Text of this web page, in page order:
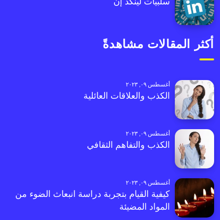
أكثر المقالات مشاهدةً
أغسطس ٠٩, ٢٠٢٣
الكذب والعلاقات العائلية
أغسطس ٠٩, ٢٠٢٣
الكذب والتفاهم الثقافي
أغسطس ٠٩, ٢٠٢٣
كيفية القيام بتجربة دراسة انبعاث الضوء من
المواد المضيئة